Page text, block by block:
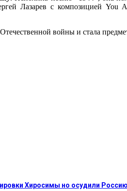
Лазарев с композицией
войны и стала
Хиросимы но осудили Россию